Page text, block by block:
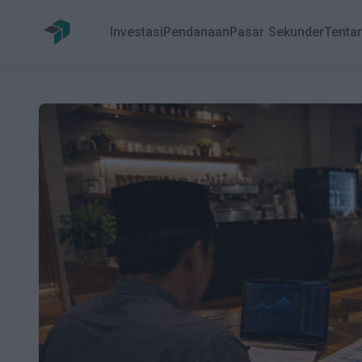
InvestasiPendanaanPasar Sekunder